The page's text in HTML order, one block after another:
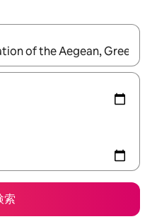
の矢印キーを使って移動するか
索